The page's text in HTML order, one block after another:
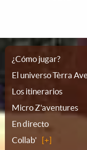
Plano
del
sitio
¿Cómo jugar?
El universo Tèrra
Los itinerarios
Micro Z'aventures
En directo
Collab'